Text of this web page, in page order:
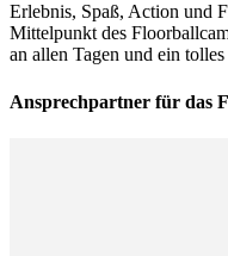
Erlebnis, Spaß, Action und
Mittelpunkt des
an allen Tagen und ein
Ansprechpartner für das